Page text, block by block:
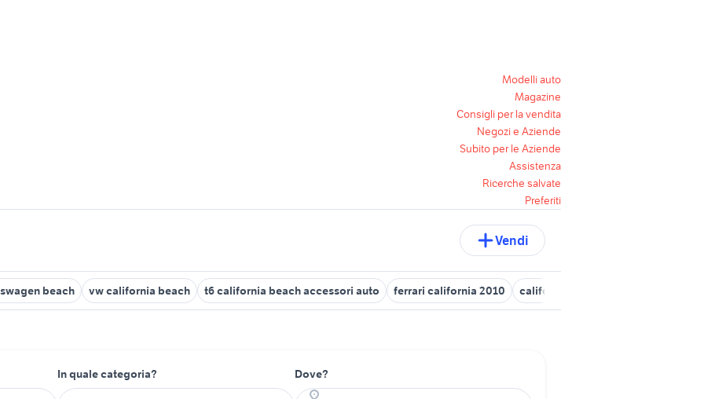
Modelli auto
Magazine
Consigli per la vendita
Negozi e Aziende
Subito per le Aziende
Assistenza
Ricerche salvate
Preferiti
Vendi
beach vw california beach t6 california beach accessori auto ferrari california 2010 california auto
In quale categoria? Dove?